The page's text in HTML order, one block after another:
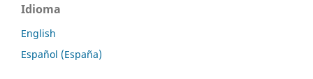
Idioma
English
Español (España)